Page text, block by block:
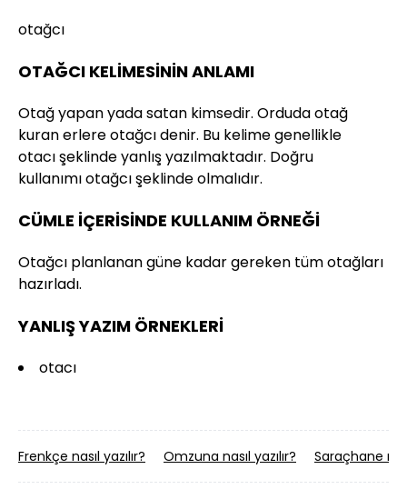
otağcı
OTAĞCI KELİMESİNİN ANLAMI
Otağ yapan yada satan kimsedir. Orduda otağ
kuran erlere otağcı denir. Bu kelime genellikle
otacı şeklinde yanlış yazılmaktadır. Doğru
kullanımı otağcı şeklinde olmalıdır.
CÜMLE İÇERİSİNDE KULLANIM ÖRNEĞİ
Otağcı planlanan güne kadar gereken tüm otağları
hazırladı.
YANLIŞ YAZIM ÖRNEKLERİ
otacı
Frenkçe nasıl yazılır? Omzuna nasıl yazılır? Saraçhane